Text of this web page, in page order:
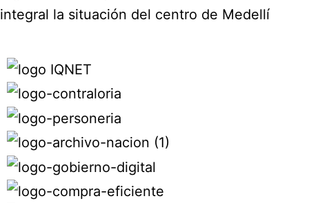
integral la situación del centro de Medellí